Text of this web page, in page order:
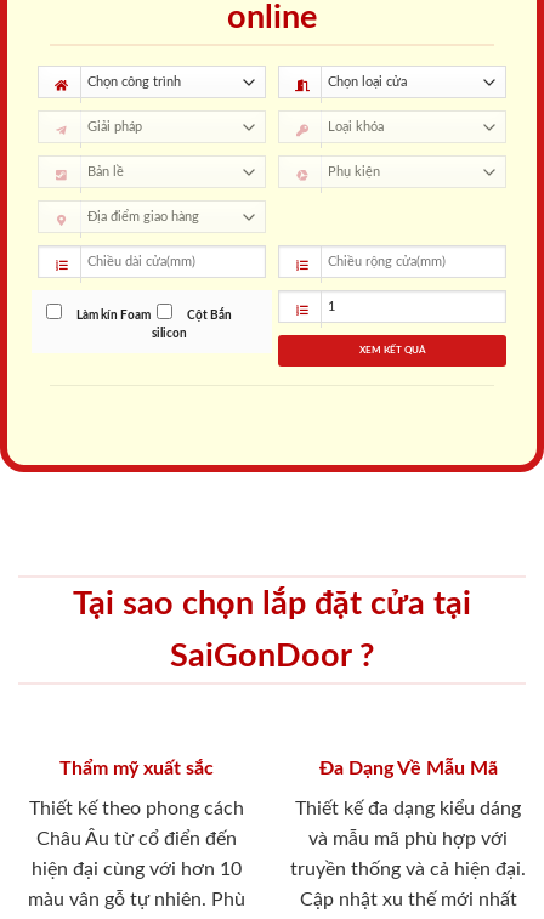
online
Làm kín Foam
Cột Bắn
silicon
XEM KẾT QUẢ
Tại sao chọn lắp đặt cửa tại
SaiGonDoor ?
Thẩm mỹ xuất sắc
Thiết kế theo phong cách
Châu Âu từ cổ điển đến
hiện đại cùng với hơn 10
màu vân gỗ tự nhiên. Phù
Đa Dạng Về Mẫu Mã
Thiết kế đa dạng kiểu dáng
và mẫu mã phù hợp với
truyền thống và cả hiện đại.
Cập nhật xu thế mới nhất